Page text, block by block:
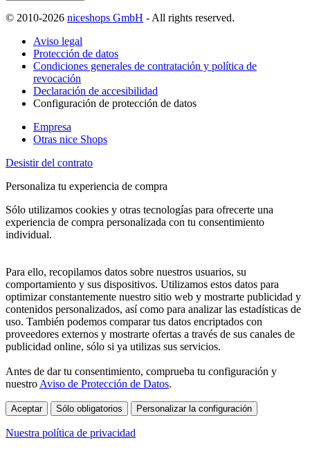
© 2010-2026 niceshops GmbH - All rights reserved.
Aviso legal
Protección de datos
Condiciones generales de contratación y política de
revocación
Declaración de accesibilidad
Configuración de protección de datos
Empresa
Otras nice Shops
Desistir del contrato
Personaliza tu experiencia de compra
Sólo utilizamos cookies y otras tecnologías para ofrecerte una
experiencia de compra personalizada con tu consentimiento
individual.
Para ello, recopilamos datos sobre nuestros usuarios, su
comportamiento y sus dispositivos. Utilizamos estos datos para
optimizar constantemente nuestro sitio web y mostrarte publicidad y
contenidos personalizados, así como para analizar las estadísticas de
uso. También podemos comparar tus datos encriptados con
proveedores externos y mostrarte ofertas a través de sus canales de
publicidad online, sólo si ya utilizas sus servicios.
Antes de dar tu consentimiento, comprueba tu configuración y
nuestro Aviso de Protección de Datos.
Aceptar Sólo obligatorios Personalizar la configuración
Nuestra política de privacidad